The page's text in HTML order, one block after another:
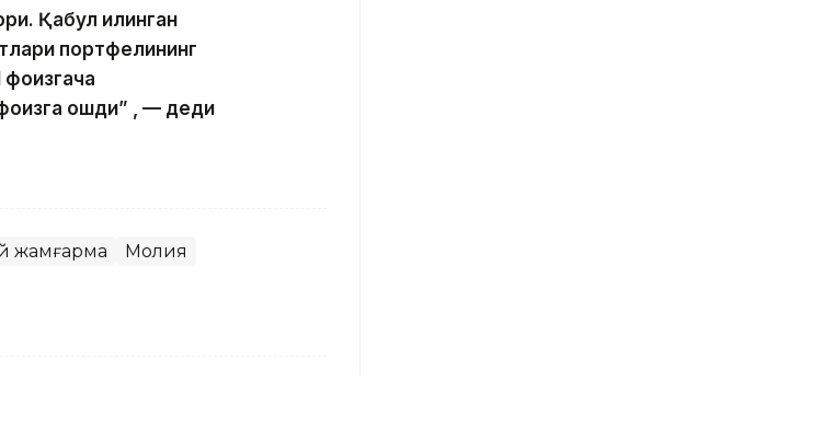
Қабул қилинган
портфелининг
фоизгача
ошди” , — деди
жамғарма Молия